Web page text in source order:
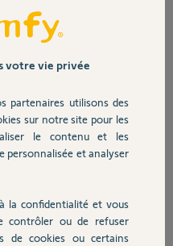
impec, une alerte il y a
heures après cela
branchements. Rien a
votre vie privée
partenaires utilisons des
sur notre site pour les
le contenu et les
personnalisée et analyser
la confidentialité et vous
contrôler ou de refuser
de cookies ou certains